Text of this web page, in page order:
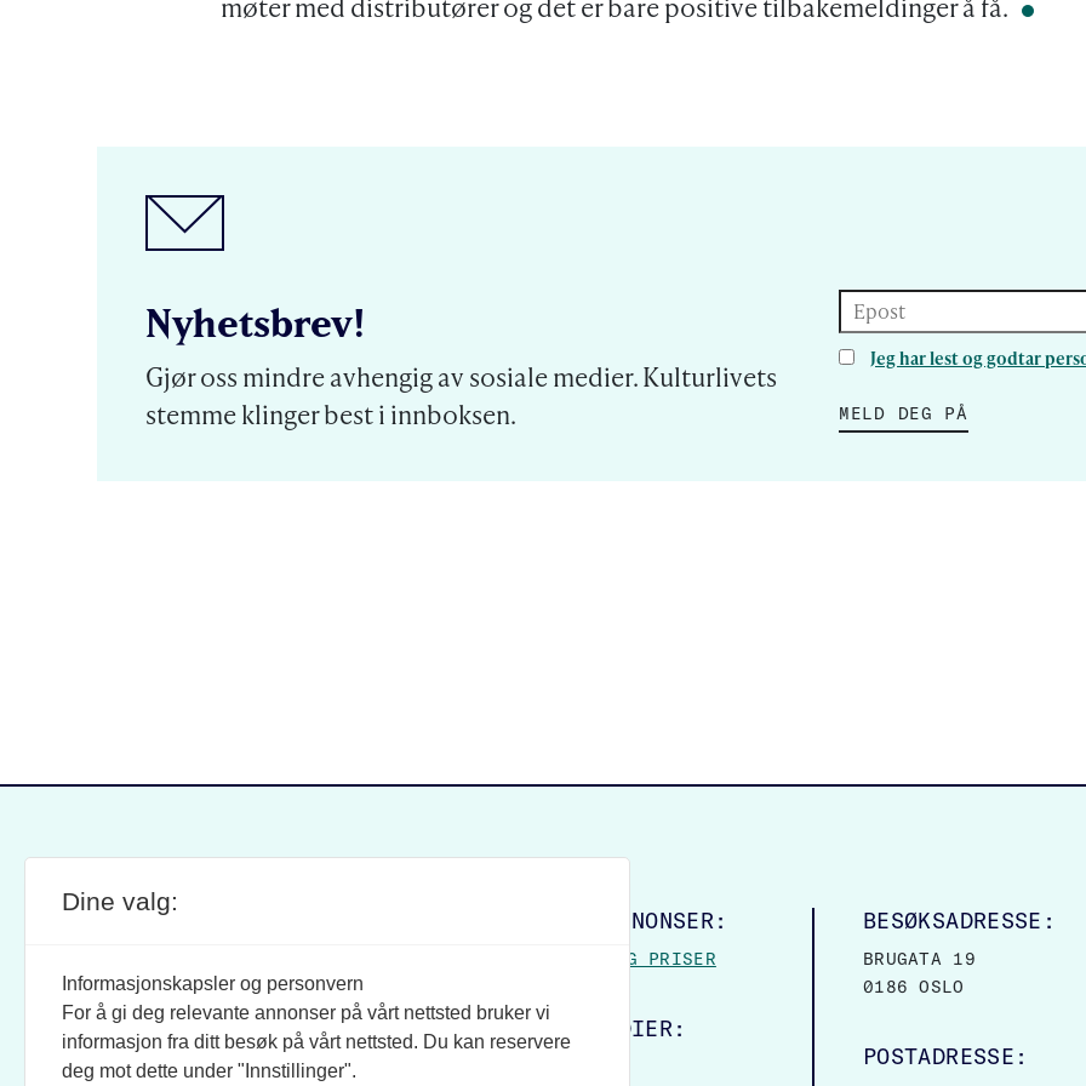
Nyhetsbrev!
Gjør oss mindre avhengig av sosiale medier. Kulturlivets
stemme klinger best i innboksen.
Epost
Jeg har lest og godtar
MELD DEG PÅ
SITE FOOTERANSVARLIG REDAKTØR:
JOURNALISTER:
EVEN FINSRUD
STILLINGSANNONSER:
INFORMASJON OG PRISER
SOSIALE MEDIER:
BESØKSADRESSE:
BRUGATA 19
0186 OSLO
POSTADRESSE:
Dine valg:
Informasjonskapsler og personvern
For å gi deg relevante annonser på vårt nettsted bruker vi
informasjon fra ditt besøk på vårt nettsted. Du kan reservere
deg mot dette under "Innstillinger".